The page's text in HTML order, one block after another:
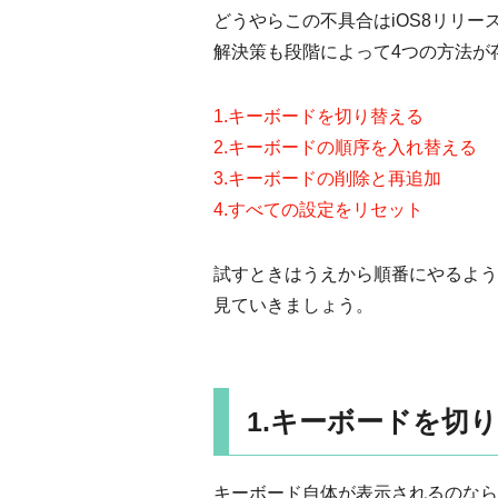
どうやらこの不具合はiOS8リリー
解決策も段階によって4つの方法
1.キーボードを切り替える
2.キーボードの順序を入れ替える
3.キーボードの削除と再追加
4.すべての設定をリセット
試すときはうえから順番にやるよ
見ていきましょう。
1.キーボードを切
キーボード自体が表示されるのな